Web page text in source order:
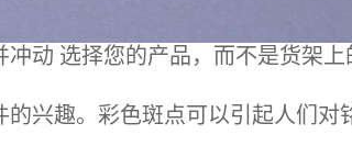
选择您的产品，而不是货架上
兴趣。彩色斑点可以引起人们对